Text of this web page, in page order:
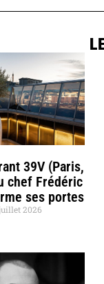
39V (Paris,
chef Frédéric
ses portes
2026